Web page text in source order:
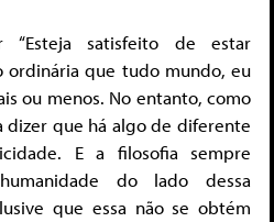
satisfeito de estar
ordinária que tudo mundo, eu
ou menos. No entanto, como
dizer que há algo de diferente
E a filosofia sempre
do lado dessa
que essa não se obtém